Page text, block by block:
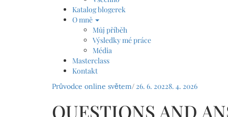
Katalog blogerek
O mně
Můj příběh
Výsledky mé práce
Média
Masterclass
Kontakt
Průvodce online světem/ 26. 6. 20228. 4. 2026
QUESTIONS AND